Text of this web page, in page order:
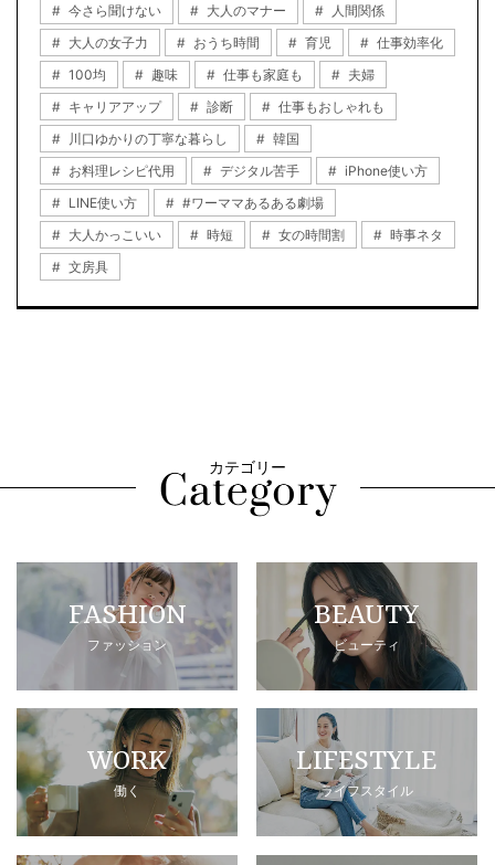
今さら聞けない 大人のマナー
人間関係
大人の女子力
おうち時間 育児
仕事効率化
100均
趣味 仕事も家庭も
夫婦
キャリアアップ
診断
仕事もおしゃれも
川口ゆかりの丁寧な暮らし
韓国
お料理レシピ代用
デジタル苦手
iPhone使い方
LINE使い方
#ワーママあるある劇場
大人かっこいい
時短 女の時間割
時事ネタ
文房具
カテゴリー
FASHION
ファッション
BEAUTY
ビューティ
WORK
働く
LIFESTYLE
ライフスタイル